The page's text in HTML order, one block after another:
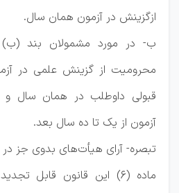
ازگزینش در آزمون همان سال.
محرومیت از گزینش علمی در
قبولی داوطلب در همان سال
آزمون از یک تا ده سال بعد.
تبصره- آرای هیأت‌های بدوی جز
ماده (۶) این قانون قابل